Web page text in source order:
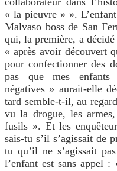
« la pieuvre » ».
Malvaso boss de San
qui, la première, a
« après avoir découvert
pour confectionner des
pas que mes enfants
négatives » aurait-elle
tard semble-t-il, au
vu la drogue, les
fusils ». Et les
sais-tu s’il s’agissait de
tu qu’il ne s’agissait
l’enfant est sans appel :